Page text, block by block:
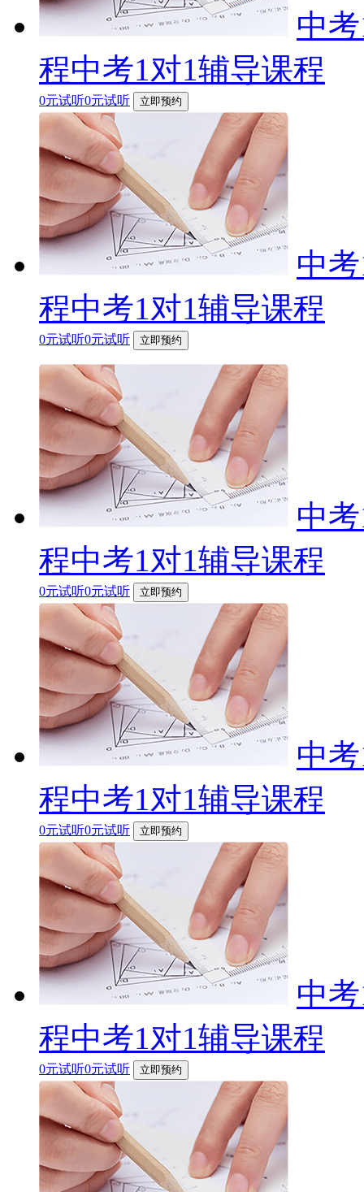
中
程中考1对1辅导课程
0元试听0元试听 立即预约
中
程中考1对1辅导课程
0元试听0元试听 立即预约
中
程中考1对1辅导课程
0元试听0元试听 立即预约
中
程中考1对1辅导课程
0元试听0元试听 立即预约
中
程中考1对1辅导课程
0元试听0元试听 立即预约